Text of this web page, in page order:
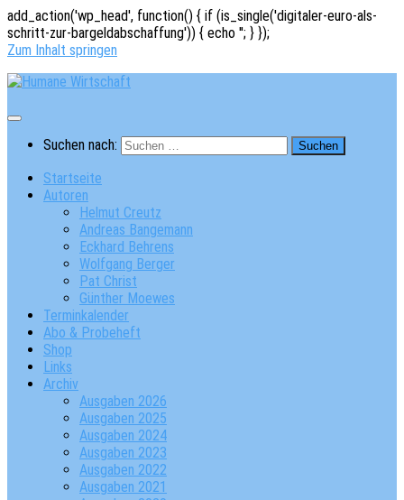
add_action('wp_head', function() { if (is_single('digitaler-euro-als-
schritt-zur-bargeldabschaffung')) { echo ''; } });
Zum Inhalt springen
Suchen nach:
Startseite
Autoren
Helmut Creutz
Andreas Bangemann
Eckhard Behrens
Wolfgang Berger
Pat Christ
Günther Moewes
Terminkalender
Abo & Probeheft
Shop
Links
Archiv
Ausgaben 2026
Ausgaben 2025
Ausgaben 2024
Ausgaben 2023
Ausgaben 2022
Ausgaben 2021